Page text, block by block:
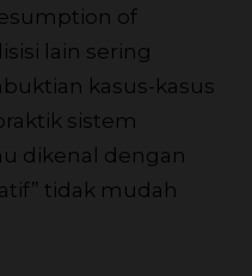
of
lain sering
kasus-kasus
sistem
dikenal dengan
tidak mudah